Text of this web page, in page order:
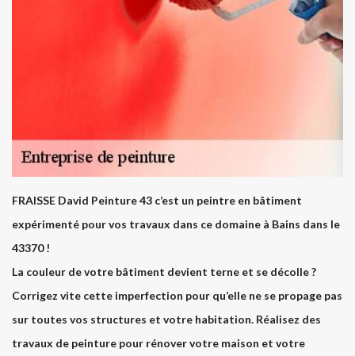
FRAISSE David Peinture 43 c’est un peintre en bâtiment
expérimenté pour vos travaux dans ce domaine à Bains dans le
43370 !
La couleur de votre bâtiment devient terne et se décolle ?
Corrigez vite cette imperfection pour qu’elle ne se propage pas
sur toutes vos structures et votre habitation. Réalisez des
travaux de peinture pour rénover votre maison et votre